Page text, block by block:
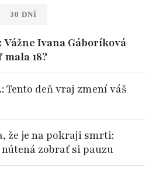
30 DNÍ
Vážne Ivana Gáboríková
18?
Tento deň vraj zmení váš
že je na pokraji smrti:
zobrať si pauzu